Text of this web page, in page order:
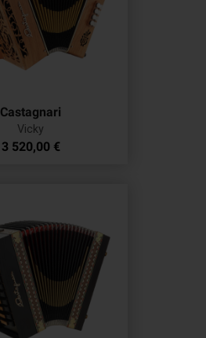
Castagnari
Vicky
Prix
3 520,00 €